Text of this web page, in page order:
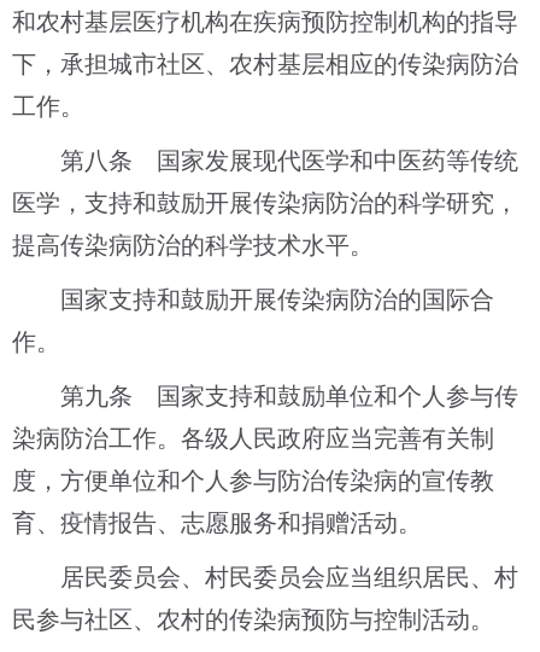
和农村基层医疗机构在疾病预防控制机构的指导
下，承担城市社区、农村基层相应的传染病防治
工作。
第八条 国家发展现代医学和中医药等传统
医学，支持和鼓励开展传染病防治的科学研究，
提高传染病防治的科学技术水平。
国家支持和鼓励开展传染病防治的国际合
作。
第九条 国家支持和鼓励单位和个人参与传
染病防治工作。各级人民政府应当完善有关制
度，方便单位和个人参与防治传染病的宣传教
育、疫情报告、志愿服务和捐赠活动。
居民委员会、村民委员会应当组织居民、村
民参与社区、农村的传染病预防与控制活动。